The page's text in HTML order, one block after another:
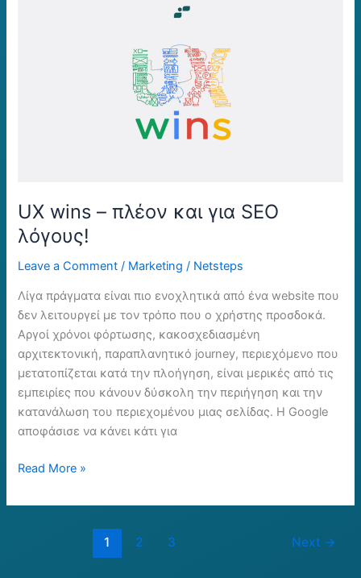
UX wins – πλέον και για SEO
λόγους!
Leave a Comment / Marketing / Netsteps
Λίγα πράγματα είναι πιο ενοχλητικά από ένα website που
δεν λειτουργεί με τον τρόπο που ο χρήστης προσδοκά.
Αργοί χρόνοι φόρτωσης, κακοσχεδιασμένη
αρχιτεκτονική, παραπλανητικό journey, περιεχόμενο που
μετατοπίζεται κατά την πλοήγηση, είναι μερικές από τις
εμπειρίες που κάνουν δύσκολη την περιήγηση και την
κατανάλωση του περιεχομένου μιας σελίδας. Η Google
αποφάσισε να κάνει κάτι για
Read More »
1 2 3 Next →